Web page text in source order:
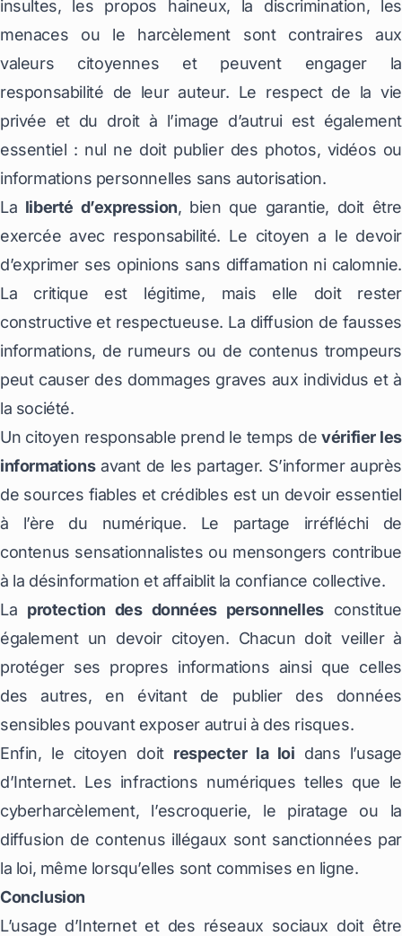
insultes, les propos haineux, la discrimination, les
menaces ou le harcèlement sont contraires aux
valeurs citoyennes et peuvent engager la
responsabilité de leur auteur. Le respect de la vie
privée et du droit à l’image d’autrui est également
essentiel : nul ne doit publier des photos, vidéos ou
informations personnelles sans autorisation.
La liberté d’expression, bien que garantie, doit être
exercée avec responsabilité. Le citoyen a le devoir
d’exprimer ses opinions sans diffamation ni calomnie.
La critique est légitime, mais elle doit rester
constructive et respectueuse. La diffusion de fausses
informations, de rumeurs ou de contenus trompeurs
peut causer des dommages graves aux individus et à
la société.
Un citoyen responsable prend le temps devérifier les
informationsavant de les partager. S’informer auprès
de sources fiables et crédibles est un devoir essentiel
à l’ère du numérique. Le partage irréfléchi de
contenus sensationnalistes ou mensongers contribue
à la désinformation et affaiblit la confiance collective.
La protection des données personnellesconstitue
également un devoir citoyen. Chacun doit veiller à
protéger ses propres informations ainsi que celles
des autres, en évitant de publier des données
sensibles pouvant exposer autrui à des risques.
Enfin, le citoyen doit respecter la loi dans l’usage
d’Internet. Les infractions numériques telles que le
cyberharcèlement, l’escroquerie, le piratage ou la
diffusion de contenus illégaux sont sanctionnées par
la loi, même lorsqu’elles sont commises en ligne.
Conclusion
L’usage d’Internet et des réseaux sociaux doit être